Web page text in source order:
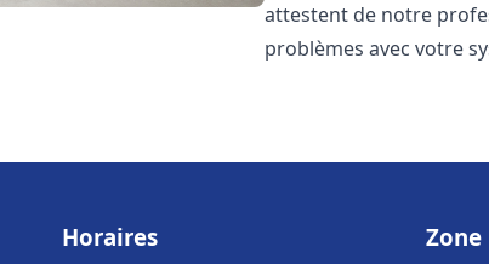
attestent de notre
problèmes avec votre
Horaires